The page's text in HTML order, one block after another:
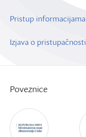
Pristup informacijama
Izjava o pristupačnosti
Poveznice